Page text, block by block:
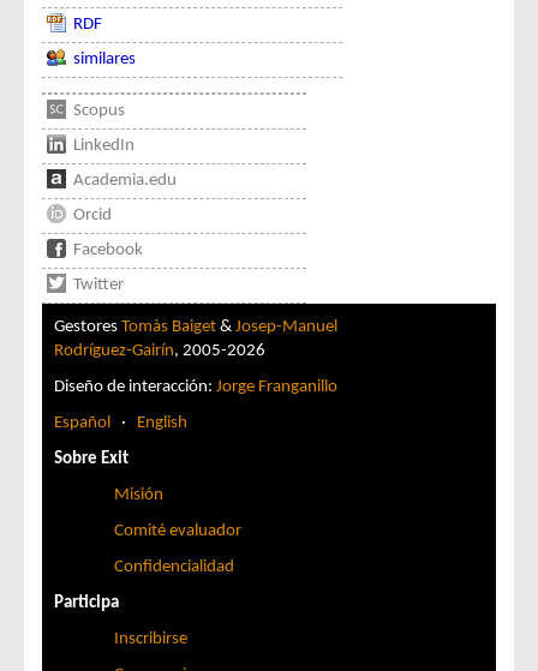
RDF
similares
Scopus
LinkedIn
Academia.edu
Orcid
Facebook
Twitter
Gestores Tomàs Baiget & Josep-Manuel
Rodríguez-Gairín, 2005-2026
Diseño de interacción: Jorge Franganillo
Español · English
Sobre Exit
Misión
Comité evaluador
Confidencialidad
Participa
Inscribirse